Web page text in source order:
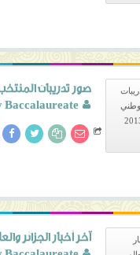
صور تدريبات المنتخب
Baccalaureate
آخر أخبار الجزائر